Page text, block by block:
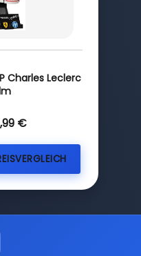
Charles Leclerc
€